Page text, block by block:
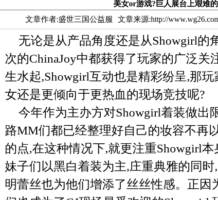
美女or游戏?巨人展台上艰难
文章作者:盛世三国公益服
文章来源:http://
无论是从产品角度还是从Showgirl的
次的ChinaJoy中都获得了玩家的广泛关
生水起,Showgirl互动也是精彩纷呈,那
女还是更倾向于更热血的现场竞技呢?
今年作为主办方对Showgirl着装做出
路MM们都已经整理好自己的妆容不再
的点,在这种情况下,就更注重Showgirl
妹子们以黑白着装为主,庄重典雅的同
明蕾丝也为他们增添了丝丝性感。正因